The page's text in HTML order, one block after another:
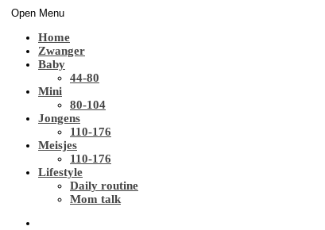
Open Menu
Home
Zwanger
Baby
44-80
Mini
80-104
Jongens
110-176
Meisjes
110-176
Lifestyle
Daily routine
Mom talk